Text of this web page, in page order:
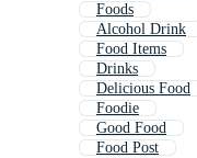
Foods
Alcohol Drink
Food Items
Drinks
Delicious Food
Foodie
Good Food
Food Post